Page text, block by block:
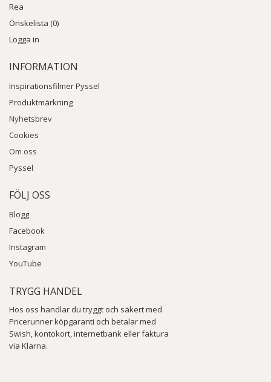
Rea
Önskelista (0)
Logga in
INFORMATION
Inspirationsfilmer Pyssel
Produktmärkning
Nyhetsbrev
Cookies
Om oss
Pyssel
FÖLJ OSS
Blogg
Facebook
Instagram
YouTube
TRYGG HANDEL
Hos oss handlar du tryggt och säkert med
Pricerunner köpgaranti och betalar med
Swish, kontokort, internetbank eller faktura
via Klarna.